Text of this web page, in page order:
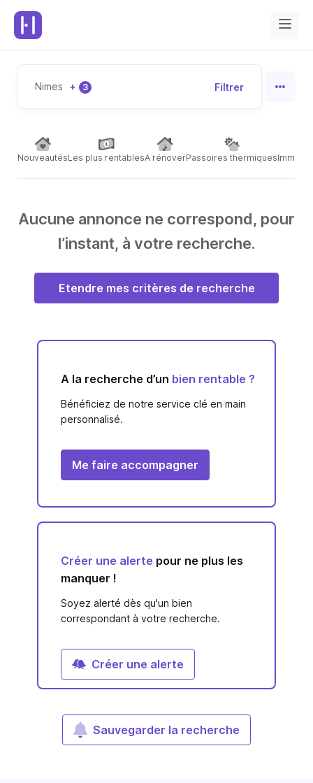
Nimes + 3 Filtrer
NouveautésLes plus rentablesA rénoverPassoires thermiques
Aucune annonce ne correspond, pour
l’instant, à votre recherche.
Etendre mes critères de recherche
A la recherche d’un bien rentable ?
Bénéficiez de notre service clé en main
personnalisé.
Me faire accompagner
Créer une alerte pour ne plus les
manquer !
Soyez alerté dès qu'un bien
correspondant à votre recherche.
Créer une alerte
Sauvegarder la recherche